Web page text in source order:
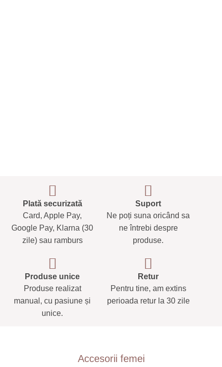
Plată securizată
Card, Apple Pay,
Google Pay, Klarna (30
zile) sau ramburs
Suport
Ne poți suna oricând sa
ne întrebi despre
produse.
Produse unice
Produse realizat
manual, cu pasiune și
unice.
Retur
Pentru tine, am extins
perioada retur la 30 zile
Accesorii femei